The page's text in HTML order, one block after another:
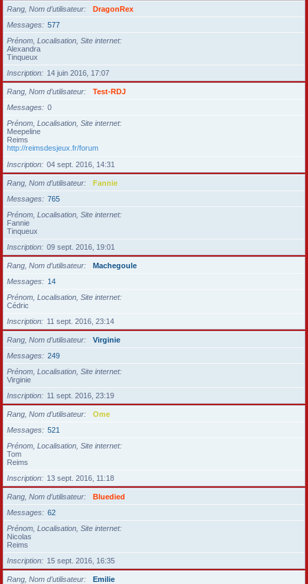
Rang, Nom d’utilisateur
DragonRex
Messages
577
Prénom, Localisation, Site internet
Alexandra
Tinqueux
Inscription
14 juin 2016, 17:07
Rang, Nom d’utilisateur
Test-RDJ
Messages
0
Prénom, Localisation, Site internet
Meepeline
Reims
http://reimsdesjeux.fr/forum
Inscription
04 sept. 2016, 14:31
Rang, Nom d’utilisateur
Fannie
Messages
765
Prénom, Localisation, Site internet
Fannie
Tinqueux
Inscription
09 sept. 2016, 19:01
Rang, Nom d’utilisateur
Machegoule
Messages
14
Prénom, Localisation, Site internet
Cédric
Inscription
11 sept. 2016, 23:14
Rang, Nom d’utilisateur
Virginie
Messages
249
Prénom, Localisation, Site internet
Virginie
Inscription
11 sept. 2016, 23:19
Rang, Nom d’utilisateur
Ome
Messages
521
Prénom, Localisation, Site internet
Tom
Reims
Inscription
13 sept. 2016, 11:18
Rang, Nom d’utilisateur
Bluedied
Messages
62
Prénom, Localisation, Site internet
Nicolas
Reims
Inscription
15 sept. 2016, 16:35
Rang, Nom d’utilisateur
Emilie